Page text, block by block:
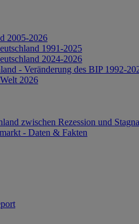
2005-2026
1991-2025
2024-2026
- Veränderung des BIP 1992-
2026
zwischen Rezession und
- Daten & Fakten